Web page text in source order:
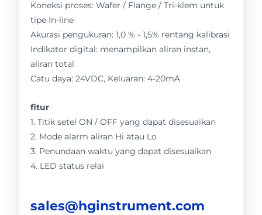
Koneksi proses: Wafer / Flange / Tri-klem untuk
tipe In-line
Akurasi pengukuran: 1,0 % - 1,5% rentang kalibrasi
Indikator digital: menampilkan aliran instan,
aliran total
Catu daya: 24VDC, Keluaran: 4-20mA
fitur
1. Titik setel ON / OFF yang dapat disesuaikan
2. Mode alarm aliran Hi atau Lo
3. Penundaan waktu yang dapat disesuaikan
4. LED status relai
sales@hginstrument.com